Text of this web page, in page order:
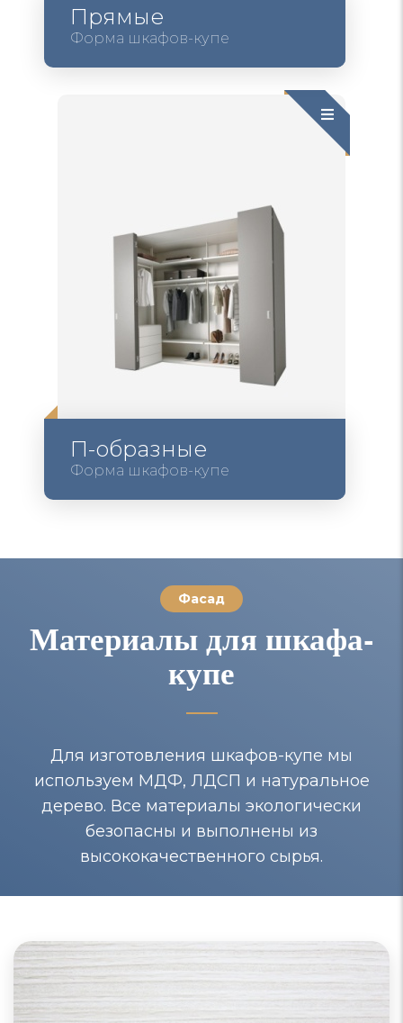
Прямые
Форма шкафов-купе
П-образные
Форма шкафов-купе
Фасад
Материалы для шкафа-
купе
Для изготовления шкафов-купе мы
используем МДФ, ЛДСП и натуральное
дерево. Все материалы экологически
безопасны и выполнены из
высококачественного сырья.
Шкафы-купе из МДФ